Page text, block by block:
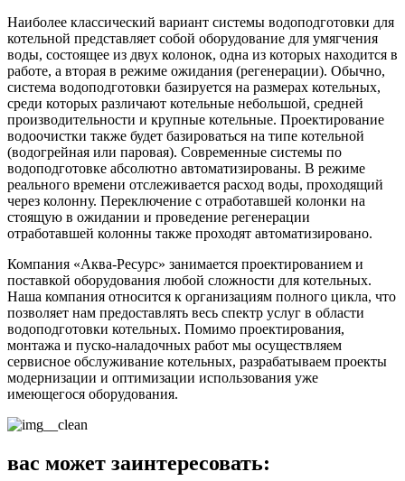
Наиболее классический вариант системы водоподготовки для
котельной представляет собой оборудование для умягчения
воды, состоящее из двух колонок, одна из которых находится в
работе, а вторая в режиме ожидания (регенерации). Обычно,
система водоподготовки базируется на размерах котельных,
среди которых различают котельные небольшой, средней
производительности и крупные котельные. Проектирование
водоочистки также будет базироваться на типе котельной
(водогрейная или паровая). Современные системы по
водоподготовке абсолютно автоматизированы. В режиме
реального времени отслеживается расход воды, проходящий
через колонну. Переключение с отработавшей колонки на
стоящую в ожидании и проведение регенерации
отработавшей колонны также проходят автоматизировано.
Компания «Аква-Ресурс» занимается проектированием и
поставкой оборудования любой сложности для котельных.
Наша компания относится к организациям полного цикла, что
позволяет нам предоставлять весь спектр услуг в области
водоподготовки котельных. Помимо проектирования,
монтажа и пуско-наладочных работ мы осуществляем
сервисное обслуживание котельных, разрабатываем проекты
модернизации и оптимизации использования уже
имеющегося оборудования.
вас может заинтересовать: